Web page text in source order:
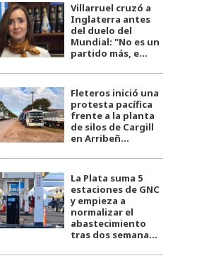
Villarruel cruzó a
Inglaterra antes
del duelo del
Mundial: "No es un
partido más, e...
Fleteros inició una
protesta pacífica
frente a la planta
de silos de Cargill
en Arribeñ...
La Plata suma 5
estaciones de GNC
y empieza a
normalizar el
abastecimiento
tras dos semana...